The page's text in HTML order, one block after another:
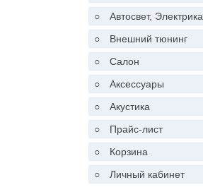
○
Автосвет, Электрика
○
Внешний тюнинг
○
Салон
○
Аксессуары
○
Акустика
○
Прайс-лист
○
Корзина
○
Личный кабинет